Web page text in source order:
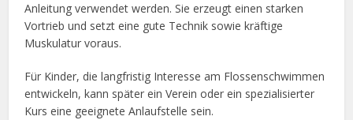
Anleitung verwendet werden. Sie erzeugt einen starken
Vortrieb und setzt eine gute Technik sowie kräftige
Muskulatur voraus.
Für Kinder, die langfristig Interesse am Flossenschwimmen
entwickeln, kann später ein Verein oder ein spezialisierter
Kurs eine geeignete Anlaufstelle sein.